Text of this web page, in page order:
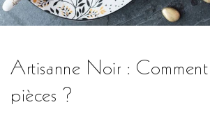
Artisanne Noir : Comment
pièces ?